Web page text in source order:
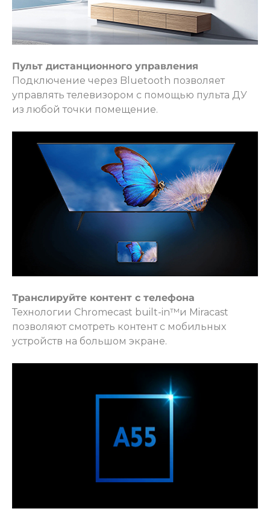
Пульт дистанционного управления
Подключение через Bluetooth позволяет
управлять телевизором с помощью пульта ДУ
из любой точки помещение.
Транслируйте контент с телефона
Технологии Chromecast built-in™и Miracast
позволяют смотреть контент с мобильных
устройств на большом экране.